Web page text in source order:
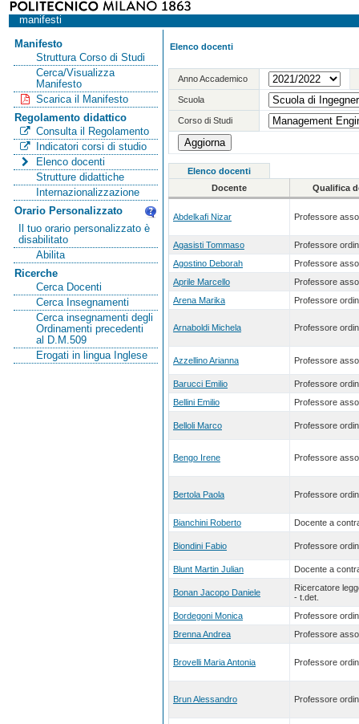
manifesti
Manifesto
Struttura Corso di Studi
Cerca/Visualizza
Manifesto
Scarica il Manifesto
Regolamento didattico
Consulta il Regolamento
Indicatori corsi di studio
Elenco docenti
Strutture didattiche
Internazionalizzazione
Orario Personalizzato
Il tuo orario personalizzato è
disabilitato
Abilita
Ricerche
Cerca Docenti
Cerca Insegnamenti
Cerca insegnamenti degli
Ordinamenti precedenti
al D.M.509
Erogati in lingua Inglese
Elenco docenti
Anno Accademico
Scuola
Corso di Studi
Elenco docenti
Docente
Qualifica
Abdelkafi Nizar Professore
Agasisti Tommaso
Professore
Agostino Deborah
Professore
Aprile Marcello
Professore
Arena Marika
Professore
Arnaboldi Michela Professore
Azzellino Arianna Professore
Barucci Emilio
Professore
Bellini Emilio
Professore
Belloli Marco Professore
Bengo Irene Professore
Bertola Paola Professore
Bianchini Roberto Docente a
Biondini Fabio Professore
Blunt Martin Julian Docente a
Bonan Jacopo Daniele
Ricercatore
- t.det.
Bordegoni Monica
Professore
Brenna Andrea
Professore
Brovelli Maria Antonia Professore
Brun Alessandro Professore